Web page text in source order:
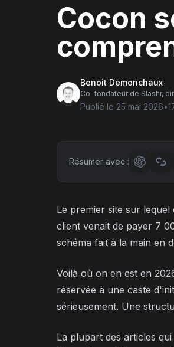
Cocon
Benoit Demonchaux
Co-fondateur de Slashr,
Publié le 25 mai 2026•
Résumer avec :
Le premier site sur
client venait de payer 7
schéma fait à la main en
Voilà où on en est en
réservée à une caste
sérieusement. Une
La plupart des articles